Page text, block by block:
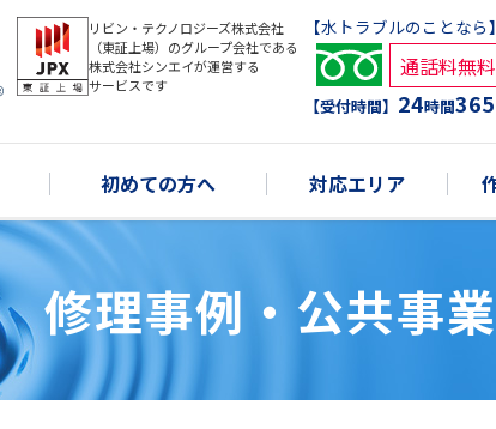
リビン・テクノロジーズ株式会社
（東証上場）のグループ会社である
株式会社シンエイが運営する
サービスです
【水トラブルのことな
通話料無料
【受付時間】 24時間365
初めての方へ 対応エリア
修理事例・公共事